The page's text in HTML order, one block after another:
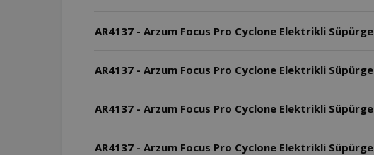
AR4137 - Arzum Focus Pro Cyclone Elektrikli
AR4137 - Arzum Focus Pro Cyclone Elektrikli Süpürge
AR4137 - Arzum Focus Pro Cyclone Elektrikli
AR4137 - Arzum Focus Pro Cyclone Elektrikli